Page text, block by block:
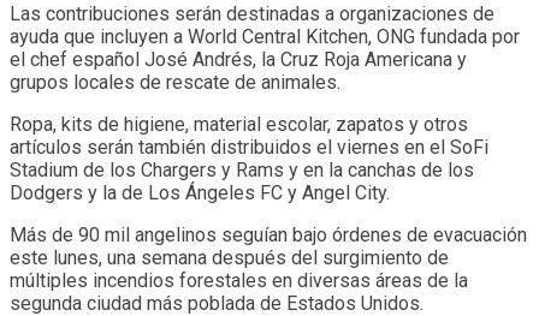
Las contribuciones serán destinadas a organizaciones de
ayuda que incluyen a World Central Kitchen, ONG fundada por
el chef español José Andrés, la Cruz Roja Americana y
grupos locales de rescate de animales.
Ropa, kits de higiene, material escolar, zapatos y otros
artículos serán también distribuidos el viernes en el SoFi
Stadium de los Chargers y Rams y en la canchas de los
Dodgers y la de Los Ángeles FC y Angel City.
Más de 90 mil angelinos seguían bajo órdenes de evacuación
este lunes, una semana después del surgimiento de
múltiples incendios forestales en diversas áreas de la
segunda ciudad más poblada de Estados Unidos.